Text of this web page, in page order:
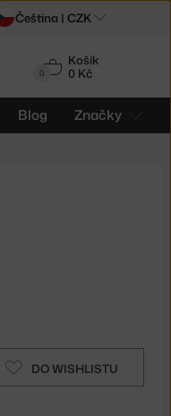
0
Košík
0 Kč
Blog Značky
DO WISHLISTU
Čeština | CZK